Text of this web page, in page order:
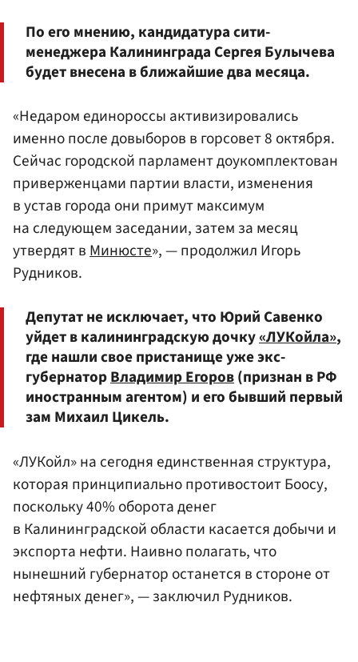
По его мнению, кандидатура сити-
менеджера Калининграда Сергея Булычева
будет внесена в ближайшие два месяца.
«Недаром единороссы активизировались
именно после довыборов в горсовет 8 октября.
Сейчас городской парламент доукомплектован
приверженцами партии власти, изменения
в устав города они примут максимум
на следующем заседании, затем за месяц
утвердят вМинюсте», — продолжил Игорь
Рудников.
Депутат не исключает, что Юрий Савенко
уйдет в калининградскую дочку«ЛУКойла»,
где нашли свое пристанище уже экс-
губернаторВладимир Егоров(признан в РФ
иностранным агентом) и его бывший первый
зам Михаил Цикель.
«ЛУКойл» на сегодня единственная структура,
которая принципиально противостоит Боосу,
поскольку 40% оборота денег
в Калининградской области касается добычи и
экспорта нефти. Наивно полагать, что
нынешний губернатор останется в стороне от
нефтяных денег», — заключил Рудников.